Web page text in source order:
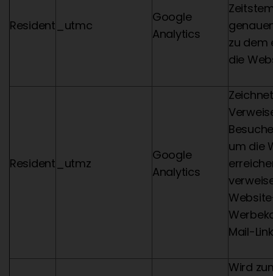
Resident _utmc
Google
Analytics
zu dem
die
Resident _utmz
Google
Analytics
um die
Mail-
Wird